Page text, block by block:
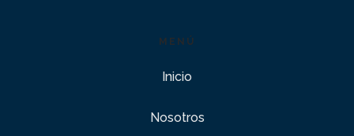
MENÚ
Inicio
Nosotros